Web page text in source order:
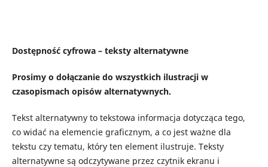
Dostępność cyfrowa – teksty alternatywne
Prosimy o dołączanie do wszystkich ilustracji w
czasopismach opisów alternatywnych.
Tekst alternatywny to tekstowa informacja dotycząca tego,
co widać na elemencie graficznym, a co jest ważne dla
tekstu czy tematu, który ten element ilustruje. Teksty
alternatywne są odczytywane przez czytnik ekranu i